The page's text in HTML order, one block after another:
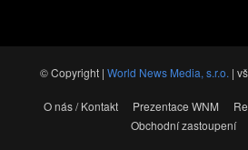
© Copyright | World News Media, s.r.o. |
O nás / Kontakt Prezentace WNM
Obchodní zastoupení